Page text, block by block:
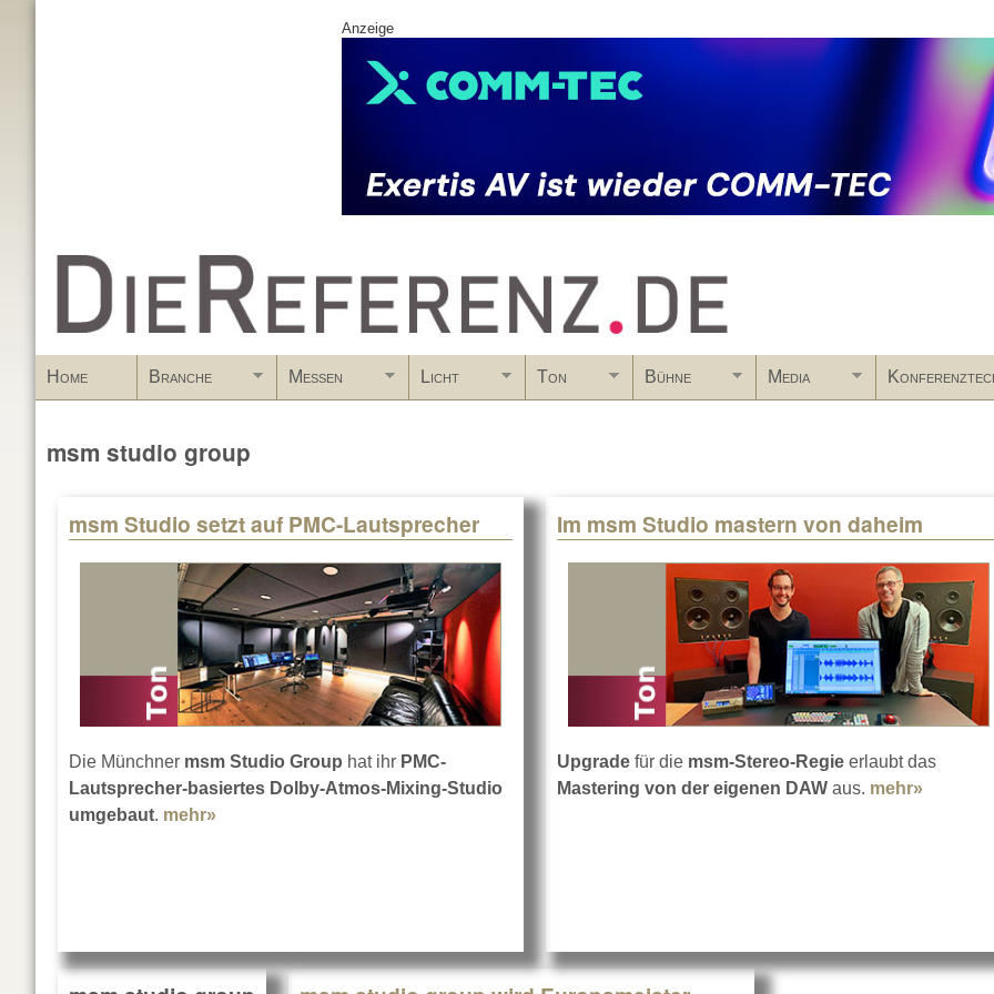
Anzeige
www.DieReferenz.de
Home Branche Messen Licht Ton Bühne Media
msm studio group
msm Studio setzt auf PMC-Lautsprecher
Die Münchner msm Studio Group hat ihr PMC-
Lautsprecher-basiertes Dolby-Atmos-Mixing-Studio
umgebaut. mehr»
Im msm Studio mastern von daheim
Upgrade für die msm-Stereo-Regie erlaubt das
Mastering von der eigenen DAW aus. mehr» about